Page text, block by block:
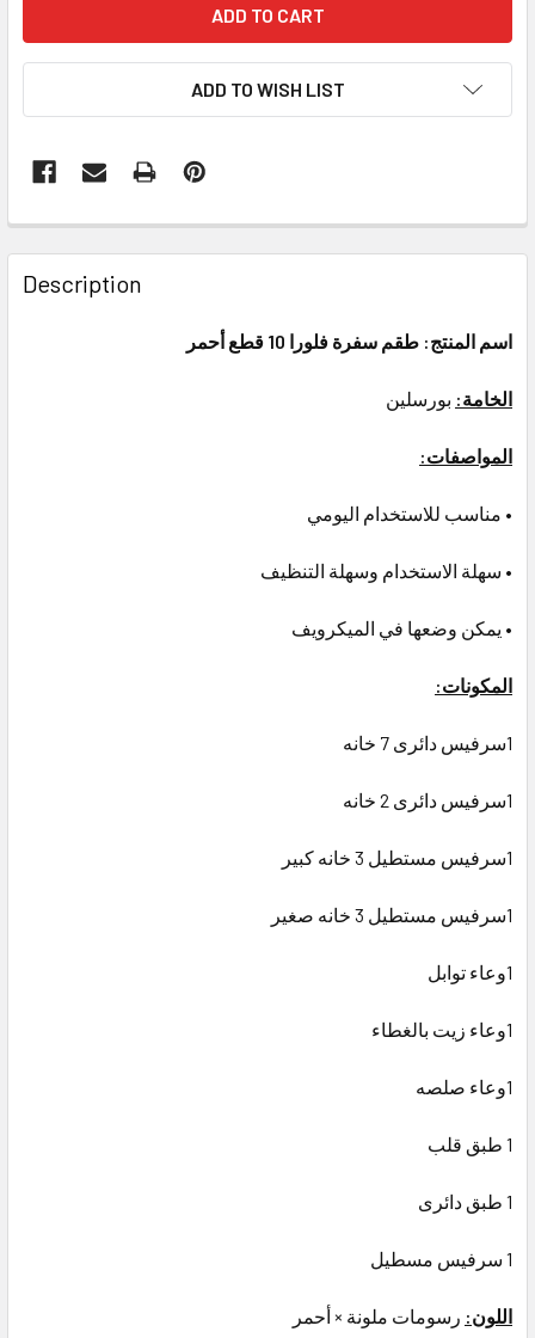
ADD TO WISH LIST
FREQUENTLY
BOUGHT
TOGETHER:
Description
اسم المنتج: طقم سفرة فلورا 10 قطع أحمر
الخامة: بورسلين
المواصفات:
• مناسب للاستخدام اليومي
• سهلة الاستخدام وسهلة التنظيف
• يمكن وضعها في الميكرويف
المكونات:
1سرفيس دائرى 7 خانه
1سرفيس دائرى 2 خانه
1️سرفيس مستطيل 3 خانه كبير
1️سرفيس مستطيل 3 خانه صغير
1️وعاء توابل
1️وعاء زيت بالغطاء
1️وعاء صلصه
1 طبق قلب
1 طبق دائرى
1 سرفيس مسطيل
اللون: رسومات ملونة × أحمر